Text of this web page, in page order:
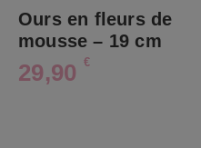
Ours en fleurs de
mousse – 19 cm
29,90 €